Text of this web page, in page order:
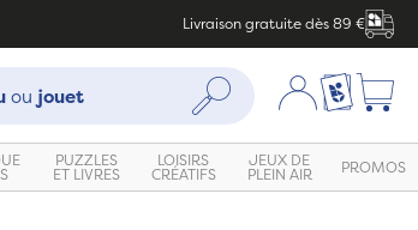
Livraison gratuite dès 89 €
ou jouet Rechercher Mon compte
Ma liste
PUZZLES
ET LIVRES
LOISIRS
CRÉATIFS
JEUX DE
PLEIN AIR PROMOS